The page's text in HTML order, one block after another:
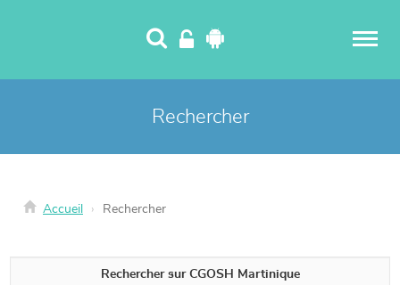
Rechercher
Accueil Rechercher
Rechercher sur CGOSH Martinique